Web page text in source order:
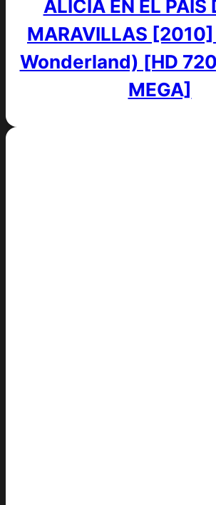
ALICIA EN EL PAÍS
MARAVILLAS
Wonderland) [HD
MEGA]